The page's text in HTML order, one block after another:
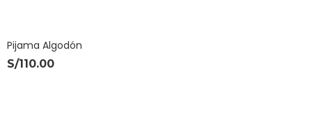
Pijama Algodón
S/110.00